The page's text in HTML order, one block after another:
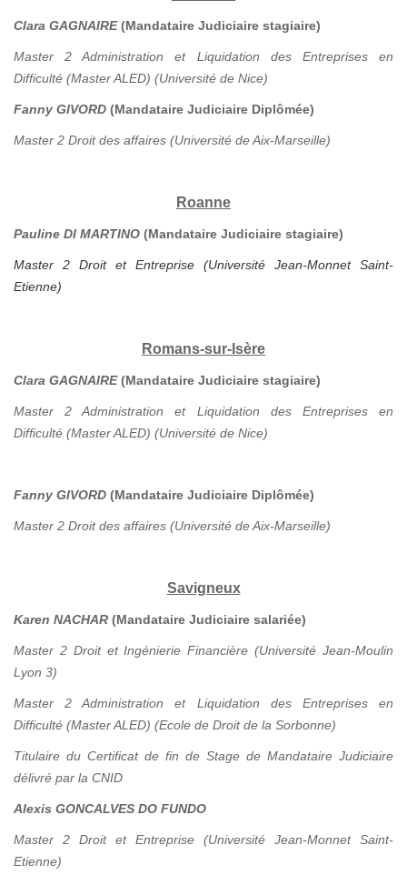
Clara GAGNAIRE(Mandataire Judiciaire stagiaire)
Master 2 Administration et Liquidation des Entreprises en
Difficulté (Master ALED) (Université de Nice)
Fanny GIVORD (Mandataire Judiciaire Diplômée)
Master 2 Droit des affaires (Université de Aix-Marseille)
Roanne
Pauline DI MARTINO (Mandataire Judiciaire stagiaire)
Master 2 Droit et Entreprise (Université Jean-Monnet Saint-
Etienne)
Romans-sur-Isère
Clara GAGNAIRE(Mandataire Judiciaire stagiaire)
Master 2 Administration et Liquidation des Entreprises en
Difficulté (Master ALED) (Université de Nice)
Fanny GIVORD (Mandataire Judiciaire Diplômée)
Master 2 Droit des affaires (Université de Aix-Marseille)
Savigneux
Karen NACHAR (Mandataire Judiciaire salariée)
Master 2 Droit et Ingénierie Financière (Université Jean-Moulin
Lyon 3)
Master 2 Administration et Liquidation des Entreprises en
Difficulté (Master ALED) (Ecole de Droit de la Sorbonne)
Titulaire du Certificat de fin de Stage de Mandataire Judiciaire
délivré par la CNID
Alexis GONCALVES DO FUNDO
Master 2 Droit et Entreprise (Université Jean-Monnet Saint-
Etienne)